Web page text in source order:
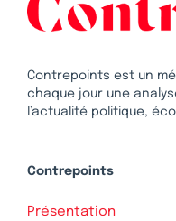
Contrepoints est un
chaque jour une
l’actualité politique,
Contrepoints
Présentation